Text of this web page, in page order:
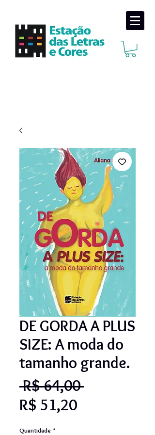
DE GORDA A PLUS
SIZE: A moda do
tamanho grande.
R$ 64,00 Preço
R$ 51,20Preço
Quantidade *